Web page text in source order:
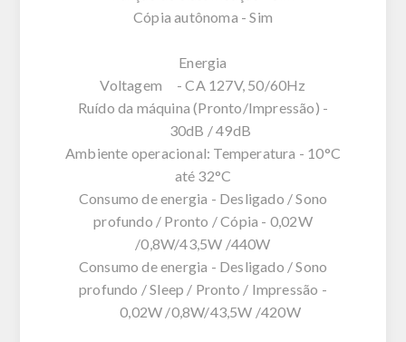
Cópia autônoma - Sim
Energia
Voltagem - CA 127V, 50/60Hz
Ruído da máquina (Pronto/Impressão) -
30dB / 49dB
Ambiente operacional: Temperatura - 10°C
até 32°C
Consumo de energia - Desligado / Sono
profundo / Pronto / Cópia - 0,02W
/0,8W/43,5W /440W
Consumo de energia - Desligado / Sono
profundo / Sleep / Pronto / Impressão -
0,02W /0,8W/43,5W /420W